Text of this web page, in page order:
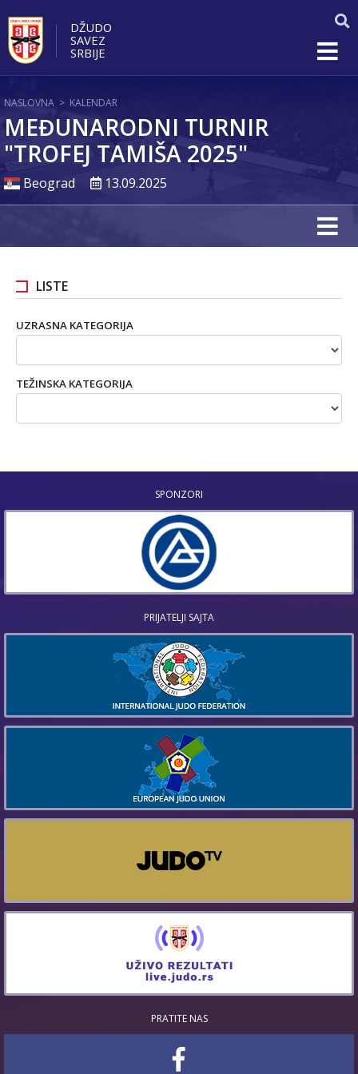
DŽUDO
SAVEZ
SRBIJE
NASLOVNA > KALENDAR
MEĐUNARODNI TURNIR
"TROFEJ TAMIŠA 2025"
Beograd 13.09.2025
LISTE
UZRASNA KATEGORIJA
TEŽINSKA KATEGORIJA
SPONZORI
PRIJATELJI SAJTA
PRATITE NAS